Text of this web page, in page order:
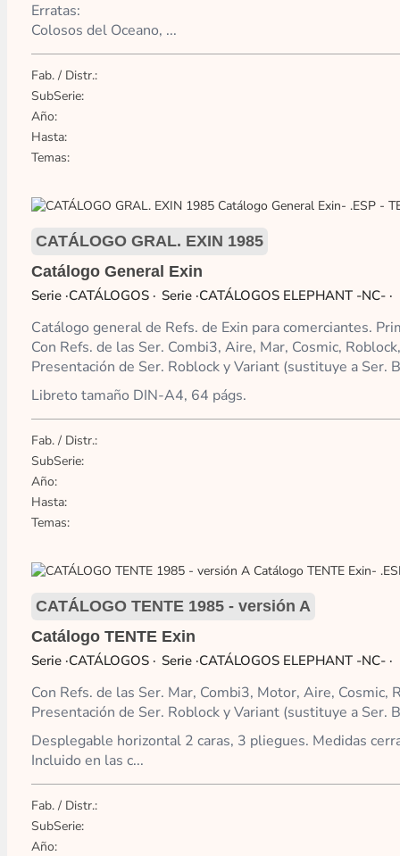
Erratas:
Colosos del Oceano, ...
Fab. / Distr.:
SubSerie:
Año:
Hasta:
Temas:
CATÁLOGO GRAL. EXIN 1985
Catálogo General Exin
·CATÁLOGOS
·CATÁLOGOS ELEPHANT -NC-
Catálogo general de Refs. de Exin para comerciantes.
Con Refs. de las Ser. Combi3, Aire, Mar, Cosmic,
Presentación de Ser. Roblock y Variant (sustituye a Ser.
Libreto tamaño DIN-A4, 64 págs.
Fab. / Distr.:
SubSerie:
Año:
Hasta:
Temas:
CATÁLOGO TENTE 1985 - versión A
Catálogo TENTE Exin
·CATÁLOGOS
·CATÁLOGOS ELEPHANT -NC-
Con Refs. de las Ser. Mar, Combi3, Motor, Aire,
Presentación de Ser. Roblock y Variant (sustituye a Ser.
Desplegable horizontal 2 caras, 3 pliegues. Medidas
Incluido en las c...
Fab. / Distr.:
SubSerie:
Año: